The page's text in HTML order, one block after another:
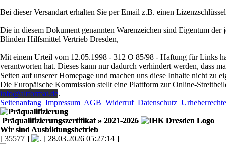
Bei dieser Versandart erhalten Sie per Email z.B. einen
Die in diesem Dokument genannten Warenzeichen sind Eigentum
Blinden Hilfsmittel Vertrieb Dresden,
Mit einem Urteil vom 12.05.1998 - 312 O 85/98 - Haftung für Links
verantworten hat. Dieses kann nur dadurch verhindert werden, dass
Seiten auf unserer Homepage und machen uns diese Inhalte nicht
Die Europäische Kommission stellt eine Plattform zur Online-
info@altformat.de.
Seitenanfang Impressum AGB Widerruf Datenschutz Urheberrechte
Präqualifizierungszertifikat » 2021-2026
Wir sind Ausbildungsbetrieb
[ 35577 ]
[ 28.03.2026 05:27:14 ]